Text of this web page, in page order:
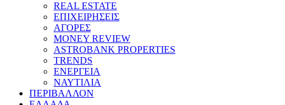
REAL ESTATE
ΕΠΙΧΕΙΡΗΣΕΙΣ
ΑΓΟΡΕΣ
MONEY REVIEW
ASTROBANK PROPERTIES
TRENDS
ΕΝΕΡΓΕΙΑ
ΝΑΥΤΙΛΙΑ
ΠΕΡΙΒΑΛΛΟΝ